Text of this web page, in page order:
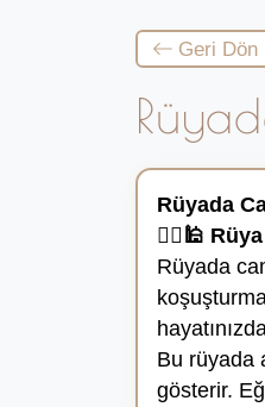
Geri Dön
Rüyada
🏃‍♂️🕌
Rüyada
Bu rüyada
gösterir.